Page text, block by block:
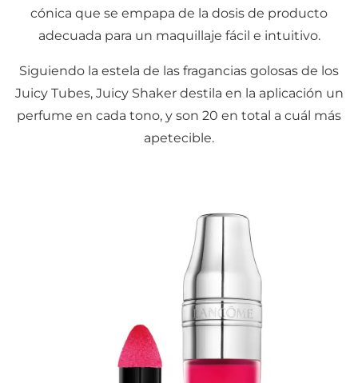
cónica que se empapa de la dosis de producto
adecuada para un maquillaje fácil e intuitivo.
Siguiendo la estela de las fragancias golosas de los
Juicy Tubes, Juicy Shaker destila en la aplicación un
perfume en cada tono, y son 20 en total a cuál más
apetecible.